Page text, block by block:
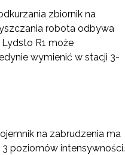
zbiornik na
robota odbywa
R1 może
wymienić w stacji 3-
na zabrudzenia ma
poziomów intensywności.